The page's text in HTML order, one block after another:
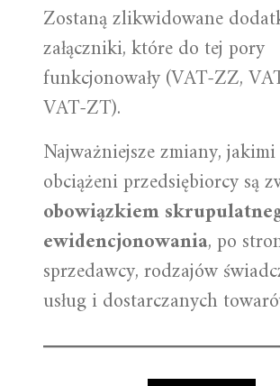
Zostaną zlikwidowane
załączniki, które do tej pory
funkcjonowały (VAT-ZZ,
VAT-ZT).
Najważniejsze zmiany,
obciążeni przedsiębiorcy są
obowiązkiem
ewidencjonowania, po
sprzedawcy, rodzajów
usług i dostarczanych